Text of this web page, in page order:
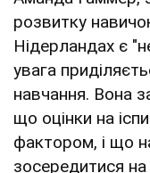
розвитку
Нідерландах є
увага
навчання. Вона
що оцінки на
фактором, і що
зосередитися на